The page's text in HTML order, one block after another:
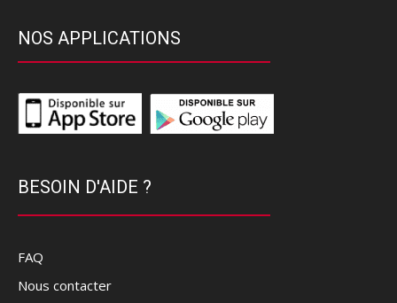
NOS APPLICATIONS
BESOIN D'AIDE ?
FAQ
Nous contacter